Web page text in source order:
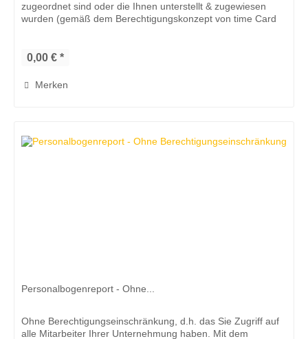
zugeordnet sind oder die Ihnen unterstellt & zugewiesen
wurden (gemäß dem Berechtigungskonzept von time Card
0,00 € *
Merken
Personalbogenreport - Ohne...
Ohne Berechtigungseinschränkung, d.h. das Sie Zugriff auf
alle Mitarbeiter Ihrer Unternehmung haben. Mit dem